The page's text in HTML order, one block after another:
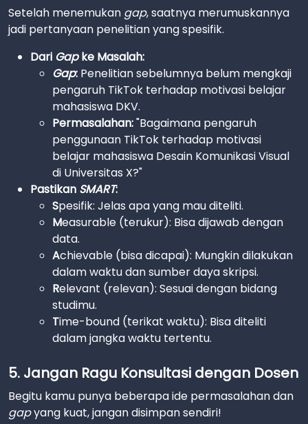
Setelah menemukan gap, saatnya merumuskannya
jadi pertanyaan penelitian yang spesifik.
Dari Gapke Masalah:
Gap: Penelitian sebelumnya belum mengkaji
pengaruh TikTok terhadap motivasi belajar
mahasiswa DKV.
Permasalahan:"Bagaimana pengaruh
penggunaan TikTok terhadap motivasi
belajar mahasiswa Desain Komunikasi Visual
di Universitas X?"
Pastikan SMART:
Spesifik: Jelas apa yang mau diteliti.
Measurable (terukur): Bisa dijawab dengan
data.
Achievable (bisa dicapai): Mungkin dilakukan
dalam waktu dan sumber daya skripsi.
Relevant (relevan): Sesuai dengan bidang
studimu.
Time-bound (terikat waktu): Bisa diteliti
dalam jangka waktu tertentu.
5. Jangan Ragu Konsultasi dengan Dosen
Begitu kamu punya beberapa ide permasalahan dan
gapyang kuat, jangan disimpan sendiri!